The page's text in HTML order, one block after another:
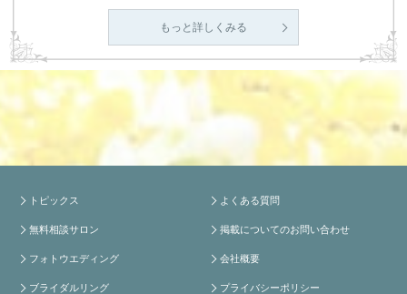
もっと詳しくみる
トピックス
無料相談サロン
フォトウエディング
ブライダルリング
よくある質問
掲載についてのお問い合わせ
会社概要
プライバシーポリシー